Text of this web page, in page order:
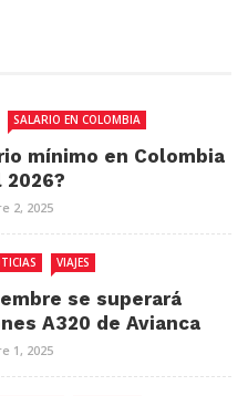
SALARIO EN COLOMBIA
mínimo en Colombia
2026?
2, 2025
VIAJES
se superará
A320 de Avianca
1, 2025